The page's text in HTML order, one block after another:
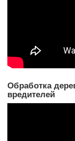
Обработка
вредителей